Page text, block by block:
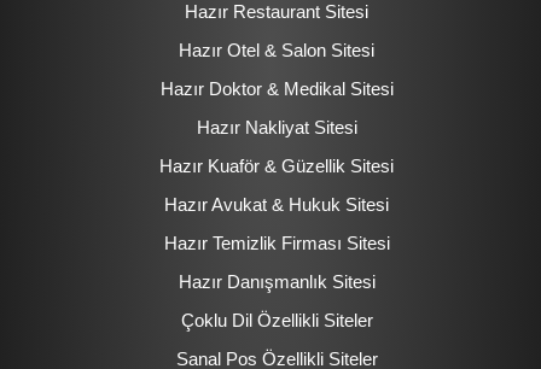
Hazır Restaurant Sitesi
Hazır Otel & Salon Sitesi
Hazır Doktor & Medikal Sitesi
Hazır Nakliyat Sitesi
Hazır Kuaför & Güzellik Sitesi
Hazır Avukat & Hukuk Sitesi
Hazır Temizlik Firması Sitesi
Hazır Danışmanlık Sitesi
Çoklu Dil Özellikli Siteler
Sanal Pos Özellikli Siteler